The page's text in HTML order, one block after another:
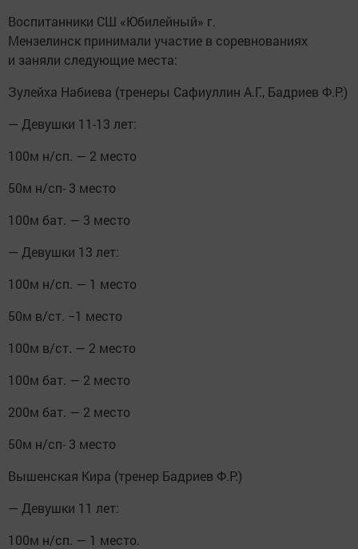
Воспитанники СШ «Юбилейный» г.
Мензелинск принимали участие в соревнованиях
и заняли следующие места:
Зулейха Набиева (тренеры Сафиуллин А.Г., Бадриев Ф.Р.)
— Девушки 11-13 лет:
100м н/сп. — 2 место
50м н/сп- 3 место
100м бат. — 3 место
— Девушки 13 лет:
100м н/сп. — 1 место
50м в/ст. −1 место
100м в/ст. — 2 место
100м бат. — 2 место
200м бат. — 2 место
50м н/сп- 3 место
Вышенская Кира (тренер Бадриев Ф.Р.)
— Девушки 11 лет:
100м н/сп. — 1 место.